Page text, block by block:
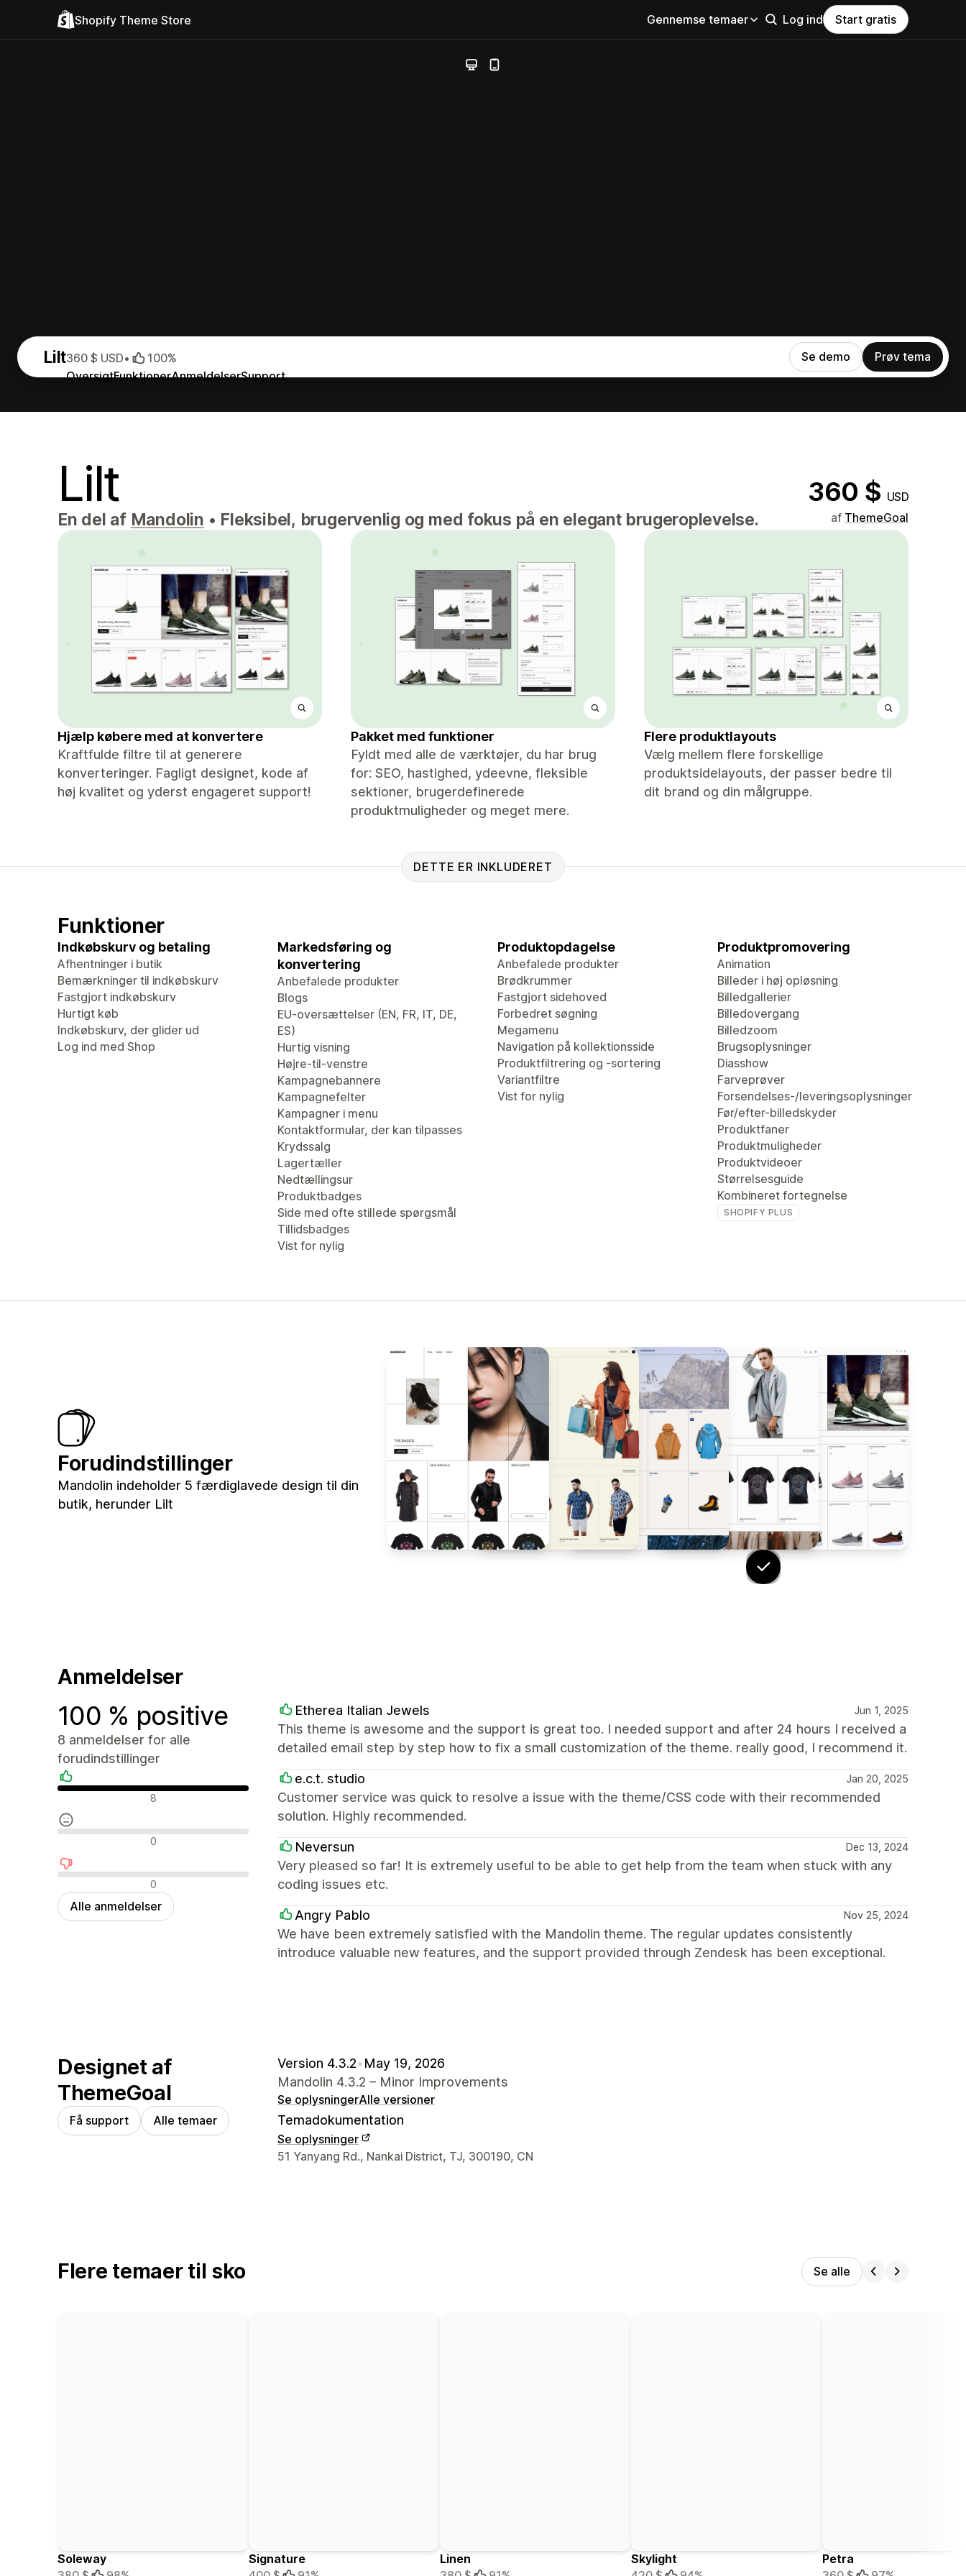
Shopify Theme Store Gennemse temaer Log ind Start gratis
Lilt
OversigtFunktionerAnmeldelserSupport
360 $ USD• 100% Se demo Prøv tema
Lilt 360 $ USD
En del af Mandolin • Fleksibel, brugervenlig og med fokus på en elegant brugeroplevelse. af ThemeGoal
Hjælp købere med at konvertere
Kraftfulde filtre til at generere
konverteringer. Fagligt designet, kode af
høj kvalitet og yderst engageret support!
Pakket med funktioner
Fyldt med alle de værktøjer, du har brug
for: SEO, hastighed, ydeevne, fleksible
sektioner, brugerdefinerede
produktmuligheder og meget mere.
Flere produktlayouts
Vælg mellem flere forskellige
produktsidelayouts, der passer bedre til
dit brand og din målgruppe.
DETTE ER INKLUDERET
Funktioner
Indkøbskurv og betaling
Afhentninger i butik
Bemærkninger til indkøbskurv
Fastgjort indkøbskurv
Hurtigt køb
Indkøbskurv, der glider ud
Log ind med Shop
Markedsføring og
konvertering
Anbefalede produkter
Blogs
EU-oversættelser (EN, FR, IT, DE,
ES)
Hurtig visning
Højre-til-venstre
Kampagnebannere
Kampagnefelter
Kampagner i menu
Kontaktformular, der kan tilpasses
Krydssalg
Lagertæller
Nedtællingsur
Produktbadges
Side med ofte stillede spørgsmål
Tillidsbadges
Vist for nylig
Produktopdagelse
Anbefalede produkter
Brødkrummer
Fastgjort sidehoved
Forbedret søgning
Megamenu
Navigation på kollektionsside
Produktfiltrering og -sortering
Variantfiltre
Vist for nylig
Produktpromovering
Animation
Billeder i høj opløsning
Billedgallerier
Billedovergang
Billedzoom
Brugsoplysninger
Diasshow
Farveprøver
Forsendelses-/leveringsoplysninger
Før/efter-billedskyder
Produktfaner
Produktmuligheder
Produktvideoer
Størrelsesguide
Kombineret fortegnelse
SHOPIFY PLUS
Forudindstillinger
Mandolin indeholder 5 færdiglavede design til din
butik, herunder Lilt
Anmeldelser
100 % positive
8 anmeldelser for alle
forudindstillinger
Positive anmeldelser
8
Neutrale anmeldelser
0
Negative anmeldelser
0
Alle anmeldelser
Etherea Italian Jewels Jun 1, 2025
This theme is awesome and the support is great too. I needed support and after 24 hours I received a
detailed email step by step how to fix a small customization of the theme. really good, I recommend it.
e.c.t. studio Jan 20, 2025
Customer service was quick to resolve a issue with the theme/CSS code with their recommended
solution. Highly recommended.
Neversun Dec 13, 2024
Very pleased so far! It is extremely useful to be able to get help from the team when stuck with any
coding issues etc.
Angry Pablo Nov 25, 2024
We have been extremely satisfied with the Mandolin theme. The regular updates consistently
introduce valuable new features, and the support provided through Zendesk has been exceptional.
Designet af
ThemeGoal
Få support Alle temaer
Version 4.3.2•May 19, 2026
Mandolin 4.3.2 – Minor Improvements
Se oplysningerAlle versioner
Temadokumentation
Se oplysninger
Se kontaktoplysninger
51 Yanyang Rd., Nankai District, TJ, 300190, CN
Flere temaer til sko Se alle
Soleway
Signature
Linen
Skylight
Petra